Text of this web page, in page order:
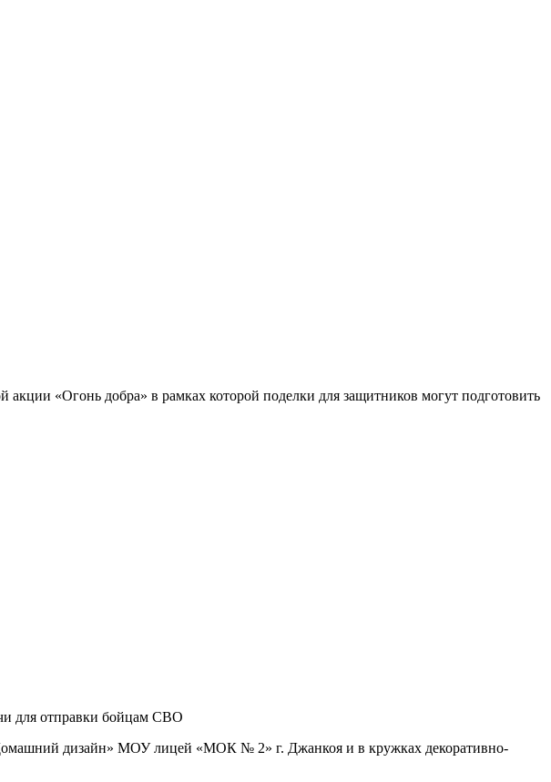
«Огонь добра» в рамках которой поделки для защитников могут подготовить
для отправки бойцам СВО
дизайн» МОУ лицей «МОК № 2» г. Джанкоя и в кружках декоративно-